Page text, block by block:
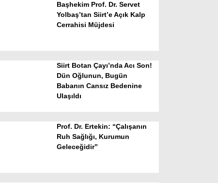
Başhekim Prof. Dr. Servet
Yolbaş’tan Siirt’e Açık Kalp
Cerrahisi Müjdesi
Siirt Botan Çayı’nda Acı Son!
Dün Oğlunun, Bugün
Babanın Cansız Bedenine
Ulaşıldı
Prof. Dr. Ertekin: “Çalışanın
Ruh Sağlığı, Kurumun
Geleceğidir”